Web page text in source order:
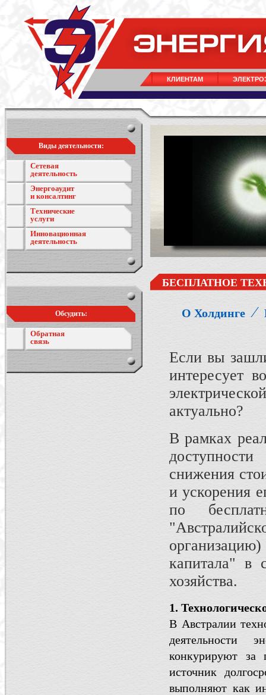
КЛИЕНТАМ
Виды деятельности:
Сетевая
деятельность
Энергоаудит
и консалтинг
Технические
услуги
Инновационная
деятельность
Обсудить:
Обратная
связь
БЕСПЛАТНОЕ
О Холдинге ⁄
Если вы
интересует
актуально?
В рамках
снижения
и ускорения
по
капитала" в
хозяйства.
1.
В Австралии
деятельности
конкурируют за
источник
выполняют как